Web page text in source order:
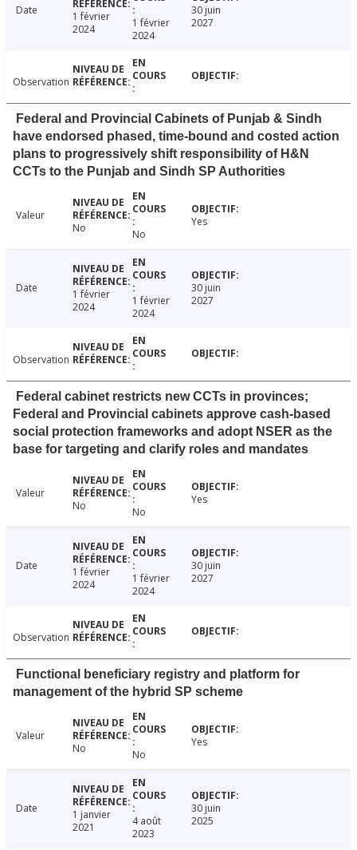
Date
1 février
2024
1 février
2024
30 juin
2027
Observation
Federal and Provincial Cabinets of Punjab & Sindh
have endorsed phased, time-bound and costed action
plans to progressively shift responsibility of H&N
CCTs to the Punjab and Sindh SP Authorities
Valeur
No
No
Yes
Date
1 février
2024
1 février
2024
30 juin
2027
Observation
Federal cabinet restricts new CCTs in provinces;
Federal and Provincial cabinets approve cash-based
social protection frameworks and adopt NSER as the
base for targeting and clarify roles and mandates
Valeur
No
No
Yes
Date
1 février
2024
1 février
2024
30 juin
2027
Observation
Functional beneficiary registry and platform for
management of the hybrid SP scheme
Valeur
No
No
Yes
Date
1 janvier
2021
4 août
2023
30 juin
2025